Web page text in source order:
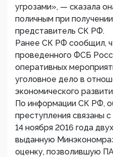
угрозами», — сказала
поличным при
представитель СК РФ.
Ранее СК РФ сообщил,
проведенного ФСБ
оперативных
уголовное дело в
экономического
По информации СК РФ,
преступления связаны
14 ноября 2016 года
выданную
оценку, позволившую